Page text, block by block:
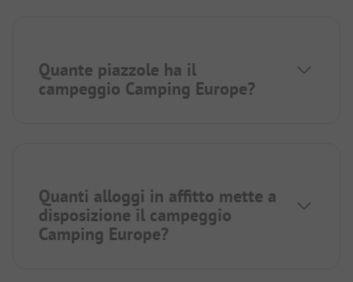
Quante piazzole ha il
campeggio Camping Europe?
Quanti alloggi in affitto mette a
disposizione il campeggio
Camping Europe?